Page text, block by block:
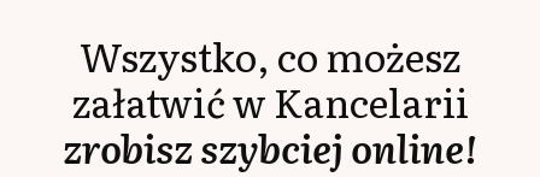
Wszystko, co możesz
załatwić w Kancelarii
zrobisz szybciej online!